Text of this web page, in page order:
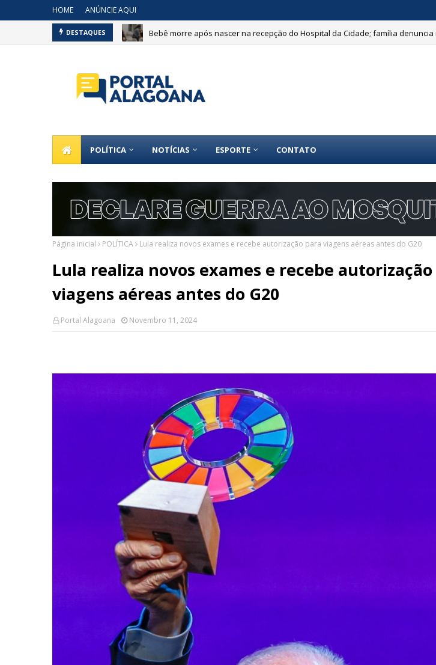
HOME ANÚNCIE AQUI
DESTAQUES Bebê morre após nascer na recepção do Hospital da Cidade; família denuncia
POLÍTICA NOTÍCIAS ESPORTE CONTATO
Página inicial POLÍTICA Lula realiza novos exames e recebe autorização para viagens aéreas antes do G20
Lula realiza novos exames e recebe
viagens aéreas antes do G20
Portal Alagoana Novembro 11, 2024